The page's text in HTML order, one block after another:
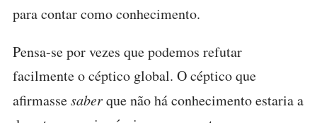
para contar como conhecimento.
Pensa-se por vezes que podemos refutar
facilmente o céptico global. O céptico que
afirmassesaberque não há conhecimento estaria a